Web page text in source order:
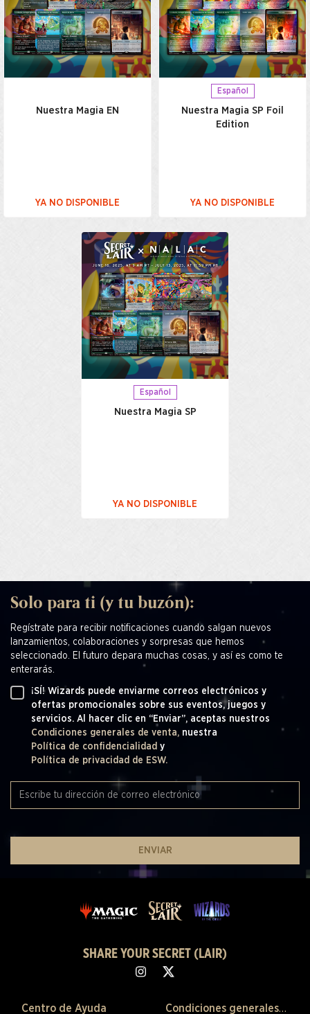
Nuestra Magia EN
YA NO DISPONIBLE
Español
Nuestra Magia SP Foil
Edition
YA NO DISPONIBLE
Español
Nuestra Magia SP
YA NO DISPONIBLE
Solo para ti (y tu buzón):
Regístrate para recibir notificaciones cuando salgan nuevos
lanzamientos, colaboraciones y sorpresas que hemos
seleccionado. El futuro depara muchas cosas, y así es como te
enterarás.
¡SÍ! Wizards puede enviarme correos electrónicos y
ofertas promocionales sobre sus eventos, juegos y
servicios. Al hacer clic en “Enviar”, aceptas nuestros
Condiciones generales de venta, nuestra
Política de confidencialidad y
Política de privacidad de ESW.
ENVIAR
SHARE YOUR SECRET (LAIR)
Centro de Ayuda Condiciones generales de venta